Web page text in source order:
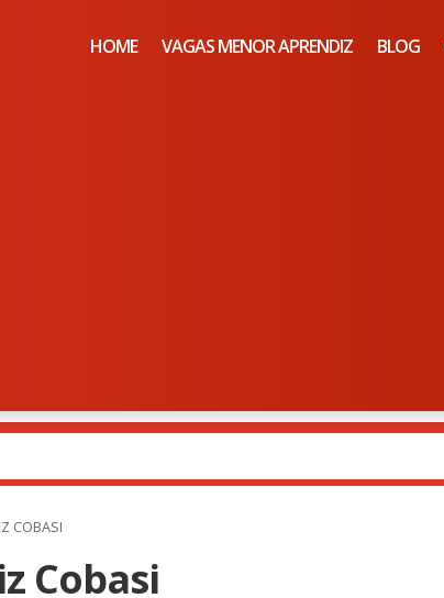
HOME VAGAS MENOR APRENDIZ BLOG
COBASI
Cobasi